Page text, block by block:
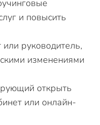
и повысить
руководитель,
изменениями
открыть
или онлайн-